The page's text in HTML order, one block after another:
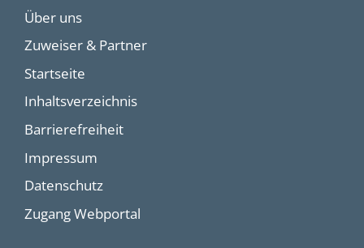
Über uns
Zuweiser & Partner
Startseite
Inhaltsverzeichnis
Barrierefreiheit
Impressum
Datenschutz
Zugang Webportal